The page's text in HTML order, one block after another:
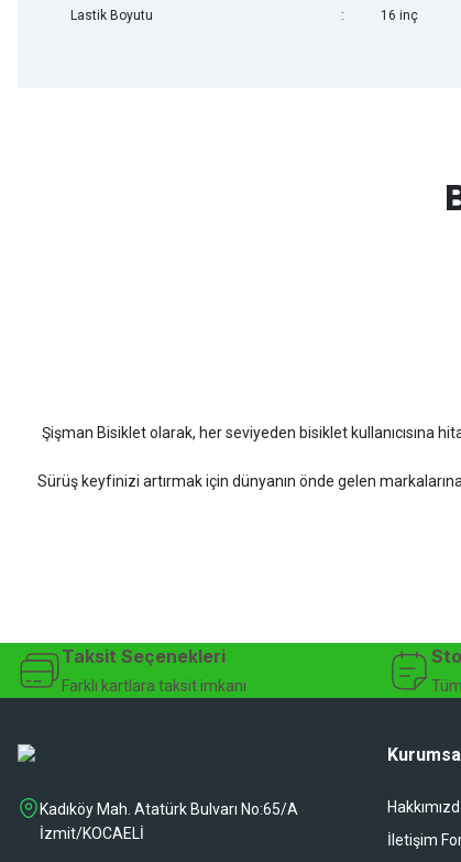
Lastik Boyutu : 16 inç
Uygun olursa alacağım
Hüseyin Akıncı | 14/07/2026
A... A... | 01/07/2026
sipariş sonrası 2 iş gününde ürünler sorunsuz elime ulaştı
Şişman Bisiklet olarak, her seviyeden bisiklet kullanıcısına
Sürüş keyfinizi artırmak için dünyanın önde gelen
Hızlı kargo, güvenli ödeme seçenekleri, satış
Taksit Seçenekleri
Farklı kartlara taksit imkanı
Kadıköy Mah. Atatürk Bulvarı No:65/A
İzmit/KOCAELİ
İletişim